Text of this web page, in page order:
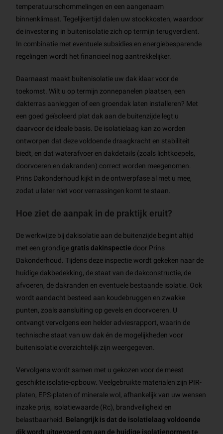
temperatuurschommelingen en een aangenaam
binnenklimaat. Tegelijkertijd dalen uw stookkosten, waardoor
de investering in buitenisolatie zich op termijn terugverdient.
In combinatie met eventuele subsidies en energiebesparende
regelingen wordt het financieel nog aantrekkelijker.
Daarnaast maakt buitenisolatie uw dak klaar voor de
toekomst. Wilt u op termijn zonnepanelen plaatsen, een
dakterras aanleggen of een groendak laten installeren? Met
een goed geïsoleerd plat dak aan de buitenzijde legt u
daarvoor de ideale basis. De isolatielaag kan zo worden
ontworpen dat deze voldoende draagkracht en stabiliteit
biedt, en dat waterafvoer en dakdetails (zoals lichtkoepels,
doorvoeren en dakranden) correct worden meegenomen.
Prins Dakonderhoud kijkt in de ontwerpfase al met u mee,
zodat u later niet voor verrassingen komt te staan.
Hoe ziet de aanpak in de praktijk eruit?
De werkwijze bij dakisolatie aan de buitenzijde begint altijd
met een grondige gratis dakinspectie door Prins
Dakonderhoud. Tijdens deze inspectie wordt gekeken naar de
huidige dakbedekking, de staat van de dakconstructie, de
afvoeren, de dakranden en eventuele bestaande isolatie. Ook
wordt aandacht besteed aan koudebruggen en zwakke
punten, zoals aansluiting op gevels en doorvoeren. U
ontvangt vervolgens een helder adviesrapport, waarin de
technische staat van uw dak én de mogelijkheden voor
buitenisolatie overzichtelijk zijn weergegeven.
Vervolgens wordt samen met u gekozen voor de meest
geschikte isolatie-opbouw. Veelgebruikte materialen zijn PIR-
platen, EPS-platen of minerale wol, afhankelijk van uw wensen
inzake prijs, isolatiewaarde (Rc), brandveiligheid en
belastbaarheid. Belangrijk is dat de isolatielaag voldoende
dik wordt uitgevoerd om aan de huidige isolatienormen te